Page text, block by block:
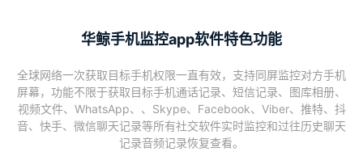
华鲸手机监控app软件特色功能
全球网络一次获取目标手机权限一直有效，支持同屏监控对方手机
屏幕，功能不限于获取目标手机通话记录、短信记录、图库相册、
视频文件、WhatsApp、、Skype、Facebook、Viber、推特、抖
音、快手、微信聊天记录等所有社交软件实时监控和过往历史聊天
记录音频记录恢复查看。